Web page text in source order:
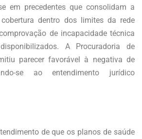
em precedentes que consolidam a
dentro dos limites da rede
de incapacidade técnica
A Procuradoria de
parecer favorável à negativa de
se ao entendimento jurídico
de que os planos de saúde